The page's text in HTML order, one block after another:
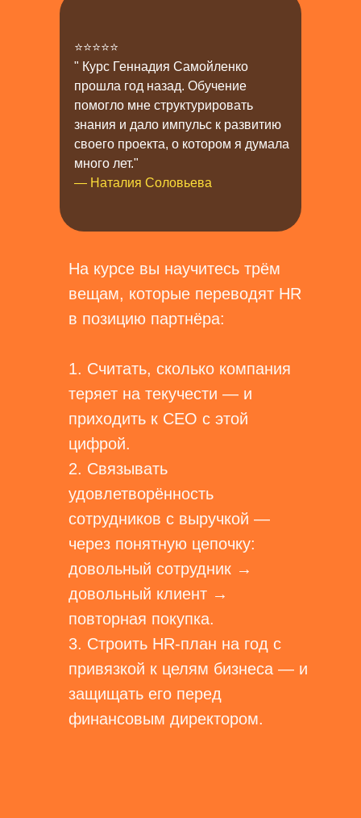
На курсе вы научитесь трём
вещам, которые переводят HR
в позицию партнёра:
1. Считать, сколько компания
теряет на текучести — и
приходить к CEO с этой
цифрой.
2. Связывать
удовлетворённость
сотрудников с выручкой —
через понятную цепочку:
довольный сотрудник →
довольный клиент →
повторная покупка.
3. Строить HR-план на год с
привязкой к целям бизнеса — и
защищать его перед
финансовым директором.
⭐⭐⭐⭐⭐
" Курс Геннадия Самойленко
прошла год назад. Обучение
помогло мне структурировать
знания и дало импульс к развитию
своего проекта, о котором я думала
много лет."
— Наталия Соловьева